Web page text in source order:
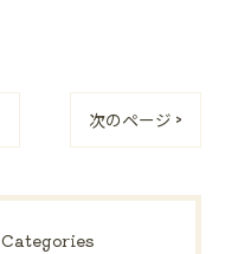
次のページ >
Categories